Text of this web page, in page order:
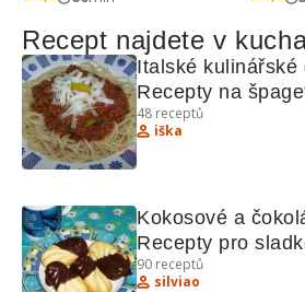
Recept najdete v
Italské kulinářské
Recepty na
lahůdky
48 receptů
iška
Kokosové a
Recepty pro
90 receptů
silviao